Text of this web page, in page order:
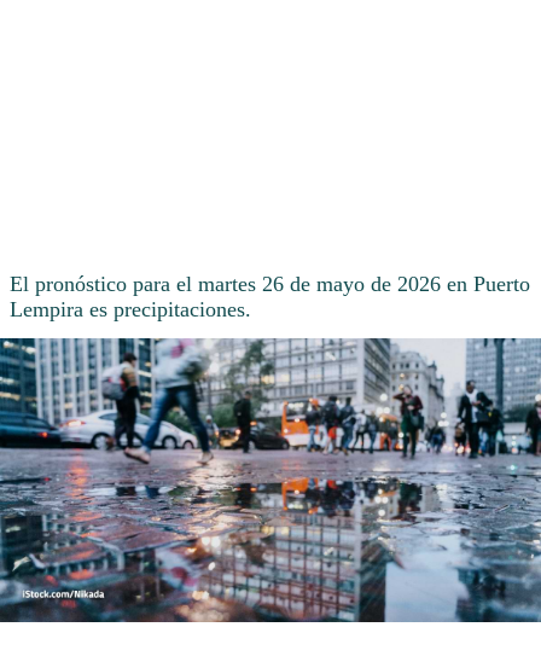
El pronóstico para el martes 26 de mayo de 2026 en Puerto
Lempira es precipitaciones.